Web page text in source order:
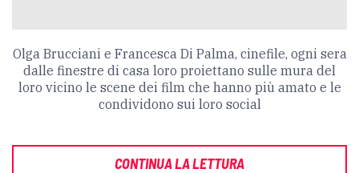
Olga Brucciani e Francesca Di Palma, cinefile, ogni sera
dalle finestre di casa loro proiettano sulle mura del
loro vicino le scene dei film che hanno più amato e le
condividono sui loro social
CONTINUA LA LETTURA